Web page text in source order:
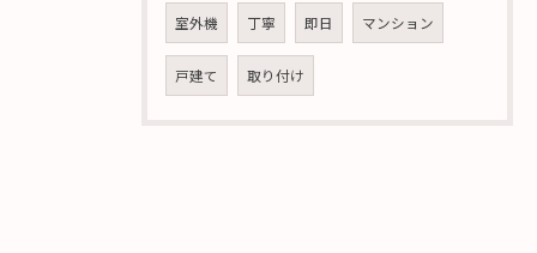
室外機 丁寧 即日 マンション
戸建て 取り付け